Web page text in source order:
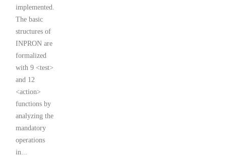
implemented.
The basic
structures of
INPRON are
formalized
with 9 <test>
and 12
<action>
functions by
analyzing the
mandatory
operations
in...